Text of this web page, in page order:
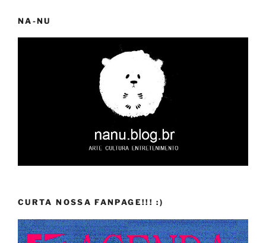
NA-NU
CURTA NOSSA FANPAGE!!! :)